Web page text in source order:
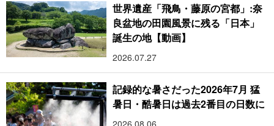
世界遺産「飛鳥・藤原の宮都」:奈
良盆地の田園風景に残る「日本」
誕生の地【動画】
2026.07.27
記録的な暑さだった2026年7月 猛
暑日・酷暑日は過去2番目の日数に
2026.08.06